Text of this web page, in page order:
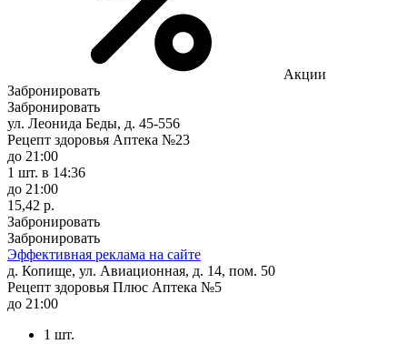
Акции
Забронировать
Забронировать
ул. Леонида Беды, д. 45-556
Рецепт здоровья Аптека №23
до 21:00
1 шт. в 14:36
до 21:00
15,42 р.
Забронировать
Забронировать
Эффективная реклама на сайте
д. Копище, ул. Авиационная, д. 14, пом. 50
Рецепт здоровья Плюс Аптека №5
до 21:00
1 шт.